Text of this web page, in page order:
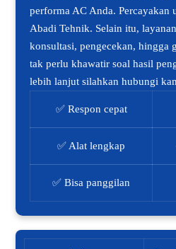
performa AC Anda. Percayakan
Abadi Tehnik. Selain itu,
konsultasi, pengecekan, hingga
tak perlu khawatir soal hasil
lebih lanjut silahkan hubungi
✅ Respon cepat
✅ Alat lengkap
✅ Bisa panggilan